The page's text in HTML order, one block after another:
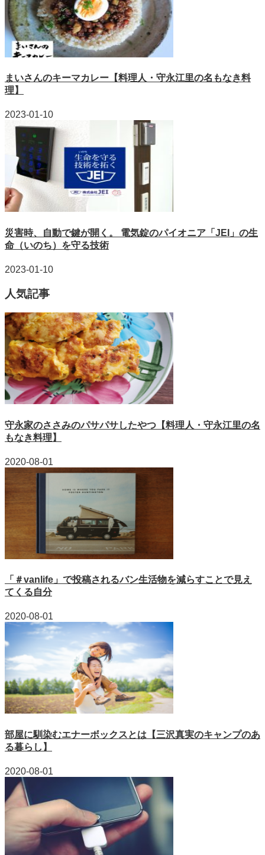
まいさんのキーマカレー【料理人・守永江里の名もなき料
理】
2023-01-10
災害時、自動で鍵が開く。 電気錠のパイオニア「JEI」の生
命（いのち）を守る技術
2023-01-10
人気記事
守永家のささみのパサパサしたやつ【料理人・守永江里の名
もなき料理】
2020-08-01
「＃vanlife」で投稿されるバン生活物を減らすことで見え
てくる自分
2020-08-01
部屋に馴染むエナーボックスとは【三沢真実のキャンプのあ
る暮らし】
2020-08-01